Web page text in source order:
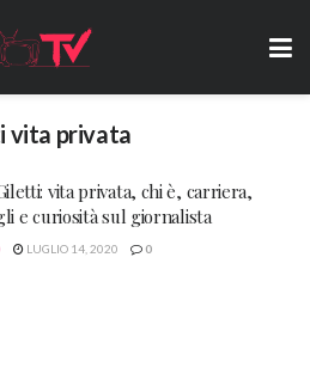
vita privata
vita privata, chi è, carriera,
e curiosità sul giornalista
LUGLIO 14, 2020 0